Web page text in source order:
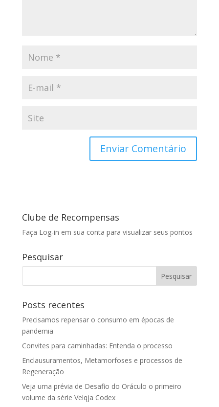
Clube de Recompensas
Faça Log-in em sua conta para visualizar seus pontos
Pesquisar
Posts recentes
Precisamos repensar o consumo em épocas de
pandemia
Convites para caminhadas: Entenda o processo
Enclausuramentos, Metamorfoses e processos de
Regeneração
Veja uma prévia de Desafio do Oráculo o primeiro
volume da série Velqja Codex